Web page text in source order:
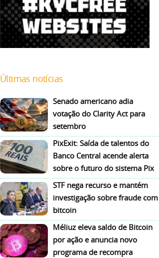
Últimas notícias
Senado americano adia
votação do Clarity Act para
setembro
PixExit: Saída de talentos do
Banco Central acende alerta
sobre o futuro do sistema Pix
STF nega recurso e mantém
investigação sobre fraude com
bitcoin
Méliuz eleva saldo de Bitcoin
por ação e anuncia novo
programa de recompra